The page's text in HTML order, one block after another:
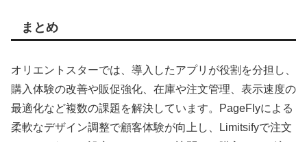
まとめ
オリエントスターでは、導入したアプリが役割を分担し、
購入体験の改善や販促強化、在庫や注文管理、表示速度の
最適化など複数の課題を解決しています。PageFlyによる
柔軟なデザイン調整で顧客体験が向上し、Limitsifyで注文